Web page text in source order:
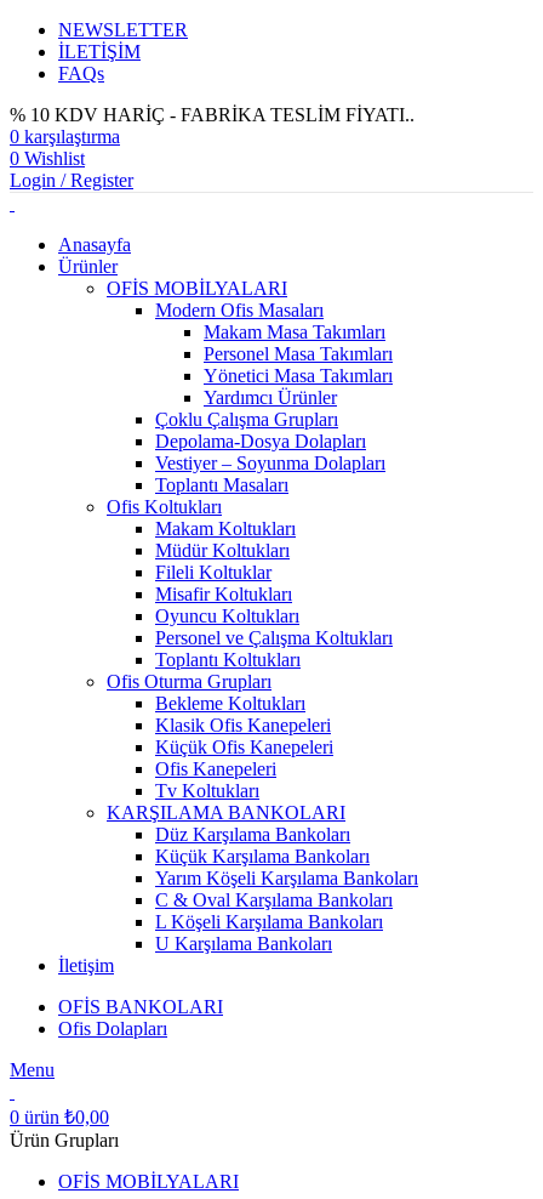
NEWSLETTER
İLETİŞİM
FAQs
% 10 KDV HARİÇ - FABRİKA TESLİM FİYATI..
0 karşılaştırma
0 Wishlist
Login / Register
Anasayfa
Ürünler
OFİS MOBİLYALARI
Modern Ofis Masaları
Makam Masa Takımları
Personel Masa Takımları
Yönetici Masa Takımları
Yardımcı Ürünler
Çoklu Çalışma Grupları
Depolama-Dosya Dolapları
Vestiyer – Soyunma Dolapları
Toplantı Masaları
Ofis Koltukları
Makam Koltukları
Müdür Koltukları
Fileli Koltuklar
Misafir Koltukları
Oyuncu Koltukları
Personel ve Çalışma Koltukları
Toplantı Koltukları
Ofis Oturma Grupları
Bekleme Koltukları
Klasik Ofis Kanepeleri
Küçük Ofis Kanepeleri
Ofis Kanepeleri
Tv Koltukları
KARŞILAMA BANKOLARI
Düz Karşılama Bankoları
Küçük Karşılama Bankoları
Yarım Köşeli Karşılama Bankoları
C & Oval Karşılama Bankoları
L Köşeli Karşılama Bankoları
U Karşılama Bankoları
İletişim
OFİS BANKOLARI
Ofis Dolapları
Menu
0 ürün ₺0,00
Ürün Grupları
OFİS MOBİLYALARI